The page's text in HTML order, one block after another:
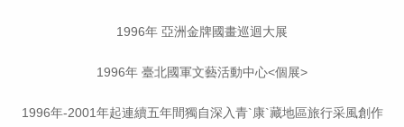
1996年 亞洲金牌國畫巡迴大展
1996年 臺北國軍文藝活動中心<個展>
1996年-2001年起連續五年間獨自深入青`康`藏地區旅行采風創作